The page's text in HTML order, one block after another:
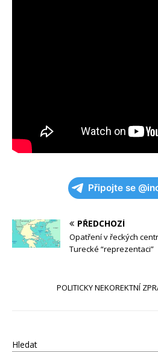
Připojte se
PŘEDCHOZÍ
Opatření v řeckých
Turecké “reprezentaci”
POLITICKY NEKOREKTNÍ
Hledat